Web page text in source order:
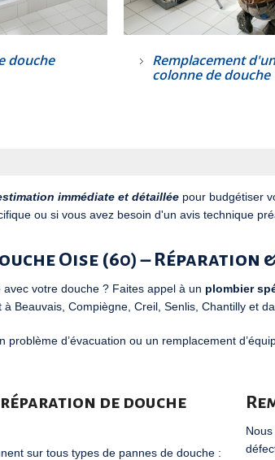
douche
Remplacement
colonne de douche
immédiate et détaillée pour budgétiser
ou si vous avez besoin d'un avis technique
Oise (60) – Réparation
votre douche ? Faites appel à un plombier
à Beauvais Compiègne Creil Senlis Chantilly et
problème d’évacuation ou un remplacement
réparation de douche
sur tous types de pannes de douche :